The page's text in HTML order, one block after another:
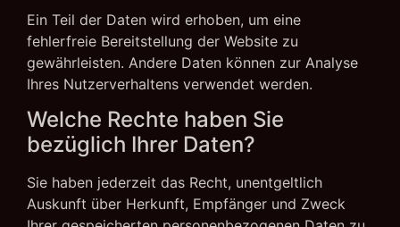
Ein Teil der Daten wird erhoben, um eine
fehlerfreie Bereitstellung der Website zu
gewährleisten. Andere Daten können zur Analyse
Ihres Nutzerverhaltens verwendet werden.
Welche Rechte haben Sie
bezüglich Ihrer Daten?
Sie haben jederzeit das Recht, unentgeltlich
Auskunft über Herkunft, Empfänger und Zweck